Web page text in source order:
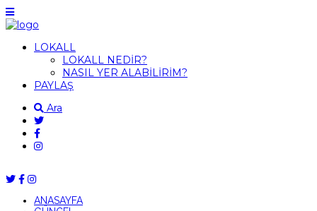
LOKALL
LOKALL NEDİR?
NASIL YER ALABİLİRİM?
PAYLAŞ
Ara
ANASAYFA